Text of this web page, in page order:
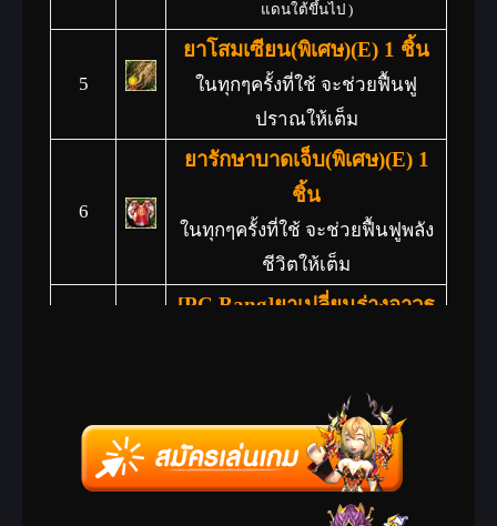
แดนใต้ขึ้นไป )
5
ยาโสมเซียน(พิเศษ)(E) 1 ชิ้น
ในทุกๆครั้งที่ใช้ จะช่วยฟื้นฟู
ปราณให้เต็ม
6
ยารักษาบาดเจ็บ(พิเศษ)(E) 1
ชิ้น
ในทุกๆครั้งที่ใช้ จะช่วยฟื้นฟูพลัง
ชีวิตให้เต็ม
7
[PC Bang]ยาเปลี่ยนร่างอาวุธ
เพิ่มพลังโจมตี+80, พลัง
ป้องกัน+80,พลังชีวิต+1000, พลัง
โจมตีวิชา 10%,
ค่าประสบการณ์ที่ได้รับ 20%, ดูด